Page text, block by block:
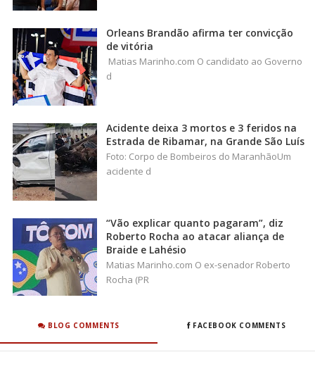
Orleans Brandão afirma ter convicção
de vitória
Matias Marinho.com O candidato ao Governo
d
Acidente deixa 3 mortos e 3 feridos na
Estrada de Ribamar, na Grande São Luís
Foto: Corpo de Bombeiros do MaranhãoUm
acidente d
“Vão explicar quanto pagaram”, diz
Roberto Rocha ao atacar aliança de
Braide e Lahésio
Matias Marinho.com O ex-senador Roberto
Rocha (PR
BLOG COMMENTS FACEBOOK COMMENTS